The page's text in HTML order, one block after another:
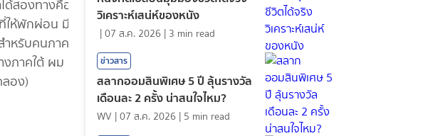
ด้สองทางคือ
ให้พักผ่อน มี
ำหรับคนภาค
งภาคใต้ ผม
ลอง)
วิเคราะห์เสน่ห์ของหนัง
|07 ส.ค. 2026 | 3 min read
ข่าวสาร
สลากออมสินพิเศษ 5 ปี ลุ้นรางวัล
เดือนละ 2 ครั้ง น่าสนใจไหม?
WV |07 ส.ค. 2026 | 5 min read